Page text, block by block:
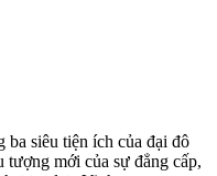
siêu tiện ích của đại đô
mới của sự đẳng cấp,